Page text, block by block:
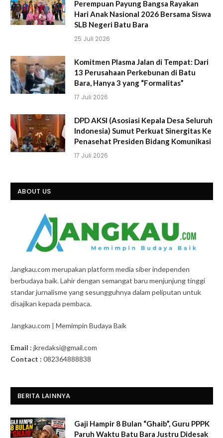
Perempuan Payung Bangsa Rayakan
Hari Anak Nasional 2026 Bersama Siswa
SLB Negeri Batu Bara
25 Juli 2026
Komitmen Plasma Jalan di Tempat: Dari
13 Perusahaan Perkebunan di Batu
Bara, Hanya 3 yang “Formalitas”
17 Juli 2026
DPD AKSI (Asosiasi Kepala Desa Seluruh
Indonesia) Sumut Perkuat Sinergitas Ke
Penasehat Presiden Bidang Komunikasi
17 Juli 2026
ABOUT US
Jangkau.com merupakan platform media siber independen
berbudaya baik. Lahir dengan semangat baru menjunjung tinggi
standar jurnalisme yang sesungguhnya dalam peliputan untuk
disajikan kepada pembaca.
Jangkau.com | Memimpin Budaya Baik
Email : jkredaksi@gmail.com
Contact : 082364888838
BERITA LAINNYA
Gaji Hampir 8 Bulan “Ghaib”, Guru PPPK
Paruh Waktu Batu Bara Justru Didesak